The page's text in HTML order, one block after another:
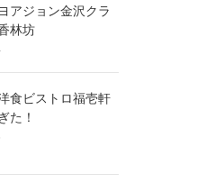
アジョン金沢クラ
林坊
食ビストロ福壱軒
た！